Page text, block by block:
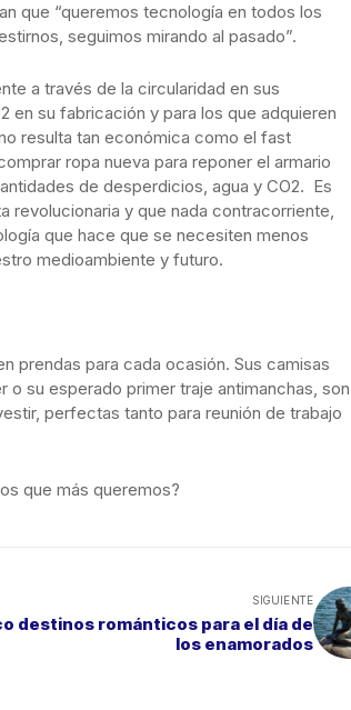
que “queremos tecnología en todos los
seguimos mirando al pasado”.
a través de la circularidad en sus
en su fabricación y para los que adquieren
resulta tan económica como el fast
ropa nueva para reponer el armario
de desperdicios, agua y CO2. Es
revolucionaria y que nada contracorriente,
que hace que se necesiten menos
medioambiente y futuro.
prendas para cada ocasión. Sus camisas
o su esperado primer traje antimanchas, son
perfectas tanto para reunión de trabajo
que más queremos?
SIGUIENTE
destinos románticos para el día de
los enamorados